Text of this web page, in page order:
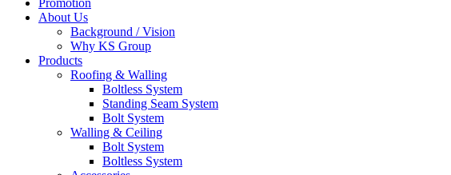
Promotion
About Us
Background / Vision
Why KS Group
Products
Roofing & Walling
Boltless System
Standing Seam System
Bolt System
Walling & Ceiling
Bolt System
Boltless System